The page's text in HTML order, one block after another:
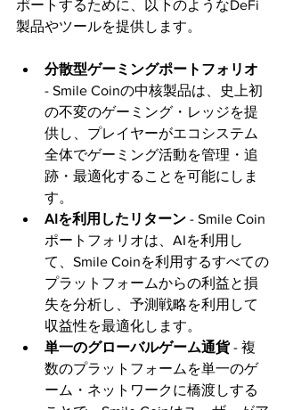
ポートするために、以下のようなDeFi
製品やツールを提供します。
分散型ゲーミングポートフォリオ
- Smile Coinの中核製品は、史上初
の不変のゲーミング・レッジを提
供し、プレイヤーがエコシステム
全体でゲーミング活動を管理・追
跡・最適化することを可能にしま
す。
AIを利用したリターン - Smile Coin
ポートフォリオは、AIを利用し
て、Smile Coinを利用するすべての
プラットフォームからの利益と損
失を分析し、予測戦略を利用して
収益性を最適化します。
単一のグローバルゲーム通貨 - 複
数のプラットフォームを単一のゲ
ーム・ネットワークに橋渡しする